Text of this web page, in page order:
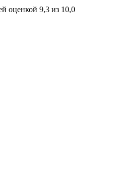
оценкой 9,3 из 10,0